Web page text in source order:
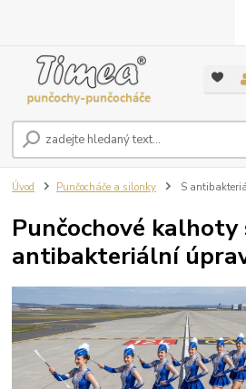
Úvod Punčocháče a silonky S
Punčochové kalhoty
antibakteriální